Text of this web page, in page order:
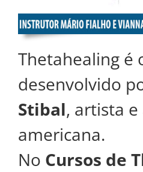
Thetahealing é
desenvolvido
Stibal, artista
americana.
No Cursos de